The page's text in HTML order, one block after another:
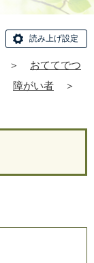
読み上げ設定
＞
おててでつ
障がい者
＞